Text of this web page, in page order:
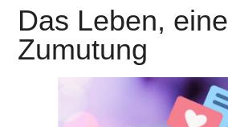
Das Leben, eine
Zumutung